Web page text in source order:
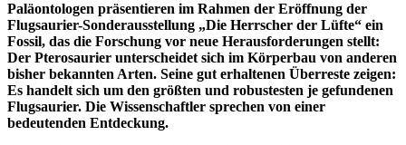
Paläontologen präsentieren im Rahmen der Eröffnung der
Flugsaurier-Sonderausstellung „Die Herrscher der Lüfte“ ein
Fossil, das die Forschung vor neue Herausforderungen stellt:
Der Pterosaurier unterscheidet sich im Körperbau von anderen
bisher bekannten Arten. Seine gut erhaltenen Überreste zeigen:
Es handelt sich um den größten und robustesten je gefundenen
Flugsaurier. Die Wissenschaftler sprechen von einer
bedeutenden Entdeckung.